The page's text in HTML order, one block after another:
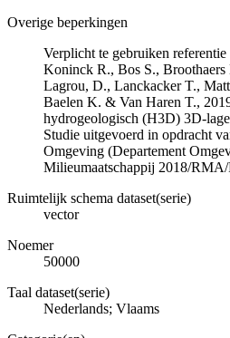
Overige beperkingen
Verplicht te gebruiken
Koninck R., Bos S.,
Lagrou, D., Lanckacker T.,
Baelen K. & Van Haren T.,
hydrogeologisch (H3D) 3D-
Studie uitgevoerd in opdracht
Omgeving (Departement
Milieumaatschappij 2018/
Ruimtelijk schema dataset(serie)
vector
Noemer
50000
Taal dataset(serie)
Nederlands; Vlaams